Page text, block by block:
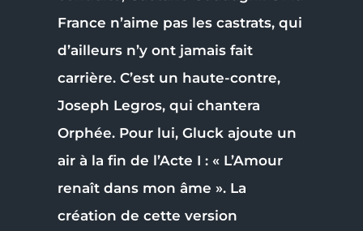
France n’aime pas les castrats, qui
d’ailleurs n’y ont jamais fait
carrière. C’est un haute-contre,
Joseph Legros, qui chantera
Orphée. Pour lui, Gluck ajoute un
air à la fin de l’Acte I : « L’Amour
renaît dans mon âme ». La
création de cette version